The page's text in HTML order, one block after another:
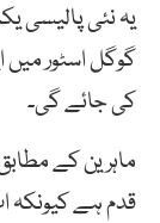
گوگل اسٹور
کی جائے گی۔
ماہرین کے
قدم ہے کیونکہ